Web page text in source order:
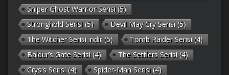
Sniper Ghost Warrior Serisi (5)
Stronghold Serisi (5) Devil May Cry Serisi (5)
The Witcher Serisi indir(5) Tomb Raider Serisi (4)
Baldur’s Gate Serisi (4) The Settlers Serisi (4)
Crysis Serisi (4) Spider-Man Serisi (4)